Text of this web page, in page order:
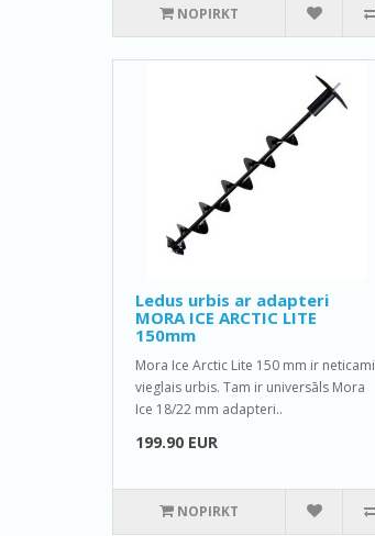
NOPIRKT
Ledus urbis ar adapteri
MORA ICE ARCTIC LITE
150mm
Mora Ice Arctic Lite 150 mm ir neticami
vieglais urbis. Tam ir universāls Mora
Ice 18/22 mm adapteri..
199.90 EUR
NOPIRKT